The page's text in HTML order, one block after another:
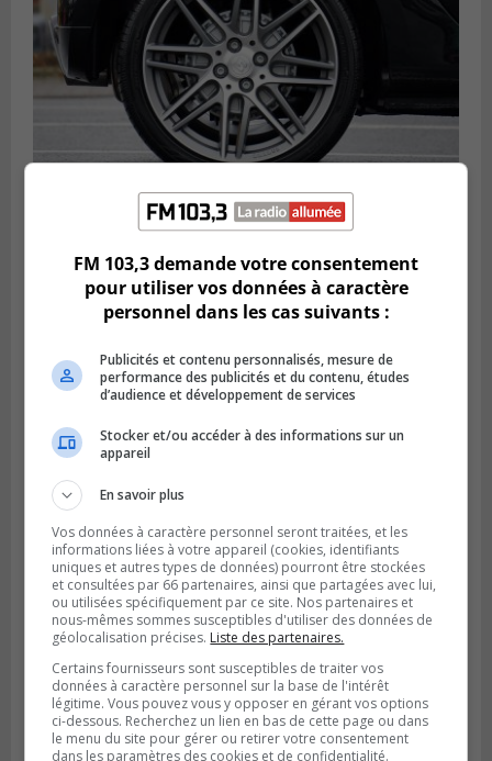
Publié le 6 août 2026 à 11h58
le Défi écrou de roue
Publié le 6 août 2026 à 05h39
La grenade du camping du lac Cristal était
inoffensive
FM 103,3 demande votre consentement
pour utiliser vos données à caractère
personnel dans les cas suivants :
Publicités et contenu personnalisés, mesure de
performance des publicités et du contenu, études
d’audience et développement de services
Stocker et/ou accéder à des informations sur un
appareil
En savoir plus
Vos données à caractère personnel seront traitées, et les
informations liées à votre appareil (cookies, identifiants
uniques et autres types de données) pourront être stockées
et consultées par 66 partenaires, ainsi que partagées avec lui,
ou utilisées spécifiquement par ce site. Nos partenaires et
nous-mêmes sommes susceptibles d'utiliser des données de
géolocalisation précises. Liste des partenaires.
Certains fournisseurs sont susceptibles de traiter vos
données à caractère personnel sur la base de l'intérêt
légitime. Vous pouvez vous y opposer en gérant vos options
ci-dessous. Recherchez un lien en bas de cette page ou dans
le menu du site pour gérer ou retirer votre consentement
dans les paramètres des cookies et de confidentialité.